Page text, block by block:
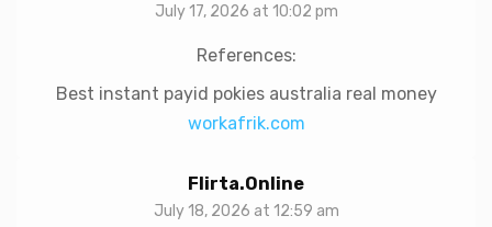
July 17, 2026 at 10:02 pm
References:
Best instant payid pokies australia real money
workafrik.com
Flirta.online
July 18, 2026 at 12:59 am